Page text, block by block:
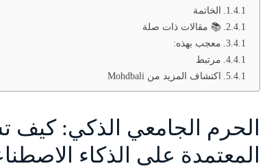
الخاتمة
📚 مقالات ذات صلة
معجب بهذه:
مرتبط
اكتشاف المزيد من Mohdbali
الحرم الجامعي الذكي: كيف
المعتمدة على الذكاء